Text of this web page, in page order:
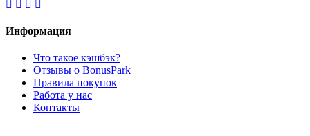
Информация
Что такое кэшбэк?
Отзывы о BonusPark
Правила покупок
Работа у нас
Контакты